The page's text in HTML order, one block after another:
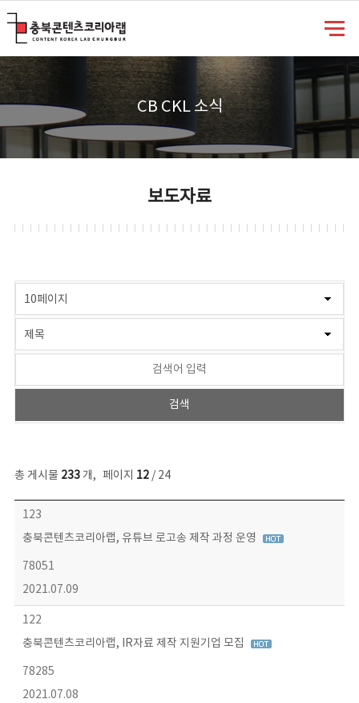
CB CKL 소식
보도자료
총 게시물 233개, 페이지 12/ 24
보도자료 목록 - 번호, 제목, 작성자, 파일, 조회수, 작성일 정보 제공
123
충북콘텐츠코리아랩, 유튜브 로고송 제작 과정 운영
78051
2021.07.09
122
충북콘텐츠코리아랩, IR자료 제작 지원기업 모집
78285
2021.07.08